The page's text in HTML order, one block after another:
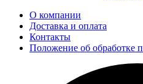
О компании
Доставка и оплата
Контакты
Положение об обработке